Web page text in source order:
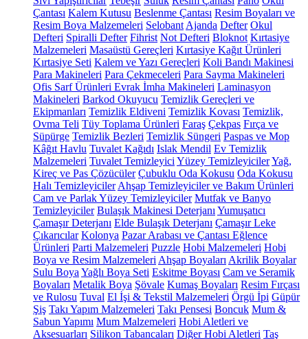
Çantası Kalem Kutusu Beslenme Çantası Resim Boyaları ve
Resim Boya Malzemeleri Selobant Ajanda Defter Okul
Defteri Spiralli Defter Fihrist Not Defteri Bloknot Kırtasiye
Malzemeleri Masaüstü Gereçleri Kırtasiye Kağıt Ürünleri
Kırtasiye Seti Kalem ve Yazı Gereçleri Koli Bandı Makinesi
Para Makineleri Para Çekmeceleri Para Sayma Makineleri
Ofis Sarf Ürünleri Evrak İmha Makineleri Laminasyon
Makineleri Barkod Okuyucu Temizlik Gereçleri ve
Ekipmanları Temizlik Eldiveni Temizlik Kovası Temizlik,
Ovma Teli Tüy Toplama Ürünleri Faraş Çekpas Fırça ve
Süpürge Temizlik Bezleri Temizlik Süngeri Paspas ve Mop
Kâğıt Havlu Tuvalet Kağıdı Islak Mendil Ev Temizlik
Malzemeleri Tuvalet Temizleyici Yüzey TemizleyicilerYağ,
Kireç ve Pas Çözücüler Çubuklu Oda Kokusu Oda Kokusu
Halı Temizleyiciler Ahşap Temizleyiciler ve Bakım Ürünleri
Cam ve Parlak Yüzey Temizleyiciler Mutfak ve Banyo
Temizleyiciler Bulaşık Makinesi Deterjanı Yumuşatıcı
Çamaşır Deterjanı Elde Bulaşık Deterjanı Çamaşır Leke
Çıkarıcılar Kolonya Pazar Arabası ve Çantası Eğlence
Ürünleri Parti Malzemeleri Puzzle Hobi Malzemeleri Hobi
Boya ve Resim Malzemeleri Ahşap Boyaları Akrilik Boyalar
Sulu Boya Yağlı Boya Seti Eskitme Boyası Cam ve Seramik
Boyaları Metalik Boya Şövale Kumaş Boyaları Resim Fırçası
ve Rulosu Tuval El İşi & Tekstil Malzemeleri Örgü İpi Güpür
Şiş Takı Yapım Malzemeleri Takı Pensesi Boncuk Mum &
Sabun Yapımı Mum Malzemeleri Hobi Aletleri ve
Aksesuarları Silikon Tabancaları Diğer Hobi Aletleri Taş